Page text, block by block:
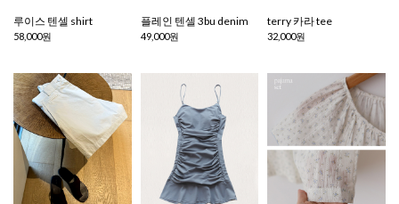
루이스 텐셀 shirt
58,000원
플레인 텐셀 3bu denim
49,000원
terry 카라 tee
32,000원